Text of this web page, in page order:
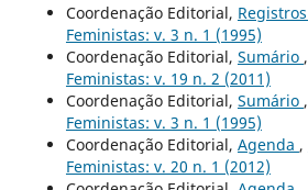
Coordenação Editorial, Registros
Feministas: v. 3 n. 1 (1995)
Coordenação Editorial, Sumário ,
Feministas: v. 19 n. 2 (2011)
Coordenação Editorial, Sumário ,
Feministas: v. 3 n. 1 (1995)
Coordenação Editorial, Agenda ,
Feministas: v. 20 n. 1 (2012)